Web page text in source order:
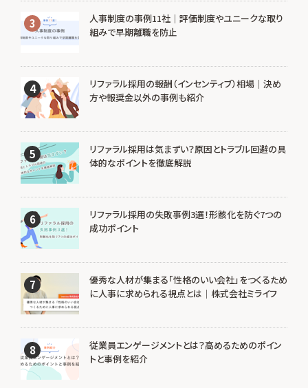
3
人事制度の事例11社｜評価制度やユニークな取り
組みで早期離職を防止
4
リファラル採用の報酬（インセンティブ）相場｜決め
方や報奨金以外の事例も紹介
5
リファラル採用は気まずい？原因とトラブル回避の具
体的なポイントを徹底解説
6
リファラル採用の失敗事例3選！形骸化を防ぐ7つの
成功ポイント
7
優秀な人材が集まる「性格のいい会社」をつくるため
に人事に求められる視点とは｜株式会社ミライフ
8
従業員エンゲージメントとは？高めるためのポイン
トと事例を紹介